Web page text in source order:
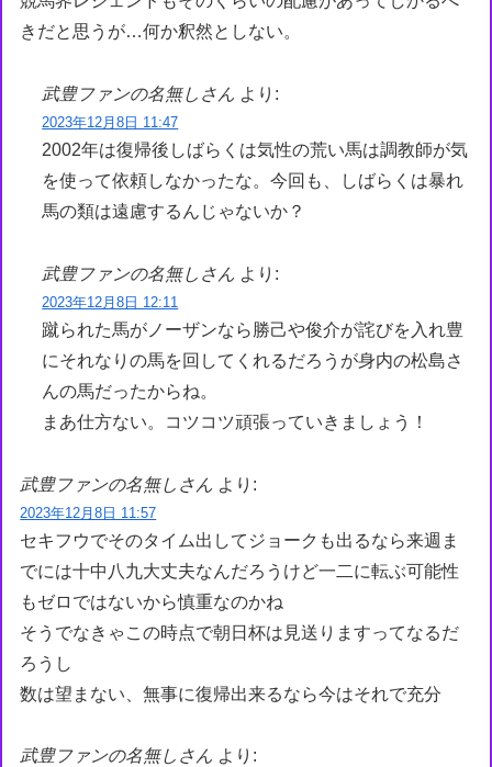
きだと思うが…何か釈然としない。
武豊ファンの名無しさん より:
2023年12月8日 11:47
2002年は復帰後しばらくは気性の荒い馬は調教師が気
を使って依頼しなかったな。今回も、しばらくは暴れ
馬の類は遠慮するんじゃないか？
武豊ファンの名無しさん より:
2023年12月8日 12:11
蹴られた馬がノーザンなら勝己や俊介が詫びを入れ豊
にそれなりの馬を回してくれるだろうが身内の松島さ
んの馬だったからね。
まあ仕方ない。コツコツ頑張っていきましょう！
武豊ファンの名無しさん より:
2023年12月8日 11:57
セキフウでそのタイム出してジョークも出るなら来週ま
でには十中八九大丈夫なんだろうけど一二に転ぶ可能性
もゼロではないから慎重なのかね
そうでなきゃこの時点で朝日杯は見送りますってなるだ
ろうし
数は望まない、無事に復帰出来るなら今はそれで充分
武豊ファンの名無しさん より: